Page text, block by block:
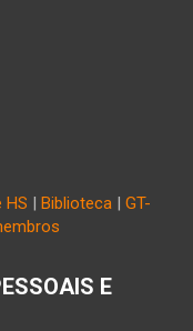
HS Biblioteca
GT-
E